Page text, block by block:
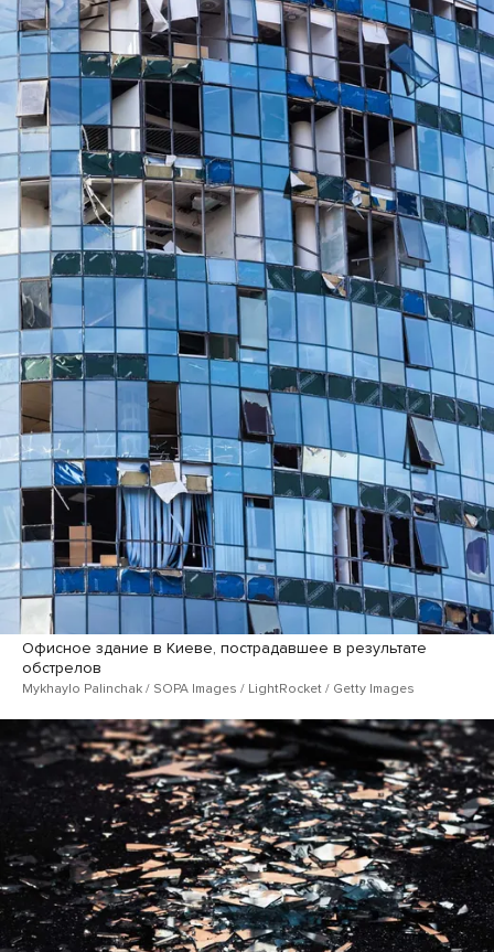
Офисное здание в Киеве, пострадавшее в результате
обстрелов
Mykhaylo Palinchak / SOPA Images / LightRocket / Getty Images